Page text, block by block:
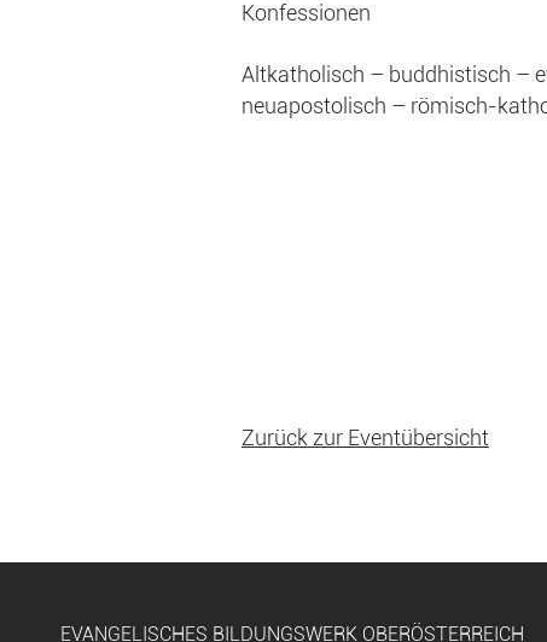
Konfessionen
Altkatholisch – buddhistisch –
neuapostolisch – römisch-
Zurück zur Eventübersicht
EVANGELISCHES BILDUNGSWERK OBERÖSTERREICH